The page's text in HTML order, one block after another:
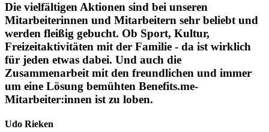
Die vielfältigen Aktionen sind bei unseren
Mitarbeiterinnen und Mitarbeitern sehr beliebt und
werden fleißig gebucht. Ob Sport, Kultur,
Freizeitaktivitäten mit der Familie - da ist wirklich
für jeden etwas dabei. Und auch die
Zusammenarbeit mit den freundlichen und immer
um eine Lösung bemühten Benefits.me-
Mitarbeiter:innen ist zu loben.
Udo Rieken